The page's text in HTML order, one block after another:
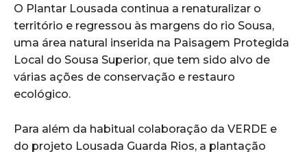
O Plantar Lousada continua a renaturalizar o
território e regressou às margens do rio Sousa,
uma área natural inserida na Paisagem Protegida
Local do Sousa Superior, que tem sido alvo de
várias ações de conservação e restauro
ecológico.
Para além da habitual colaboração da VERDE e
do projeto Lousada Guarda Rios, a plantação